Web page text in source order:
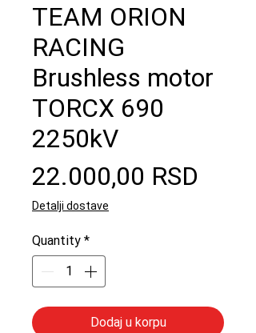
TEAM ORION
RACING
Brushless motor
TORCX 690
2250kV
22.000,00 RSD
Detalji dostave
Quantity *
Dodaj u korpu